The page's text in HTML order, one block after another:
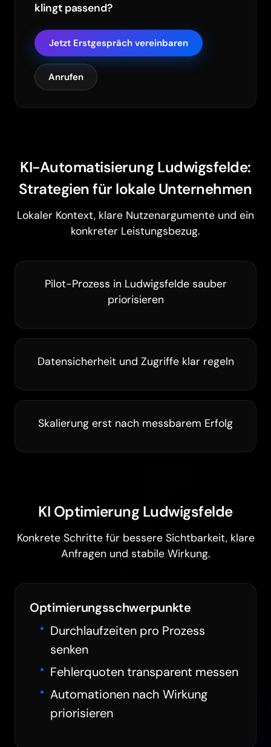
klingt passend?
Jetzt Erstgespräch vereinbaren
Anrufen
KI-Automatisierung Ludwigsfelde:
Strategien für lokale Unternehmen
Lokaler Kontext, klare Nutzenargumente und ein
konkreter Leistungsbezug.
Pilot-Prozess in Ludwigsfelde sauber
priorisieren
Datensicherheit und Zugriffe klar regeln
Skalierung erst nach messbarem Erfolg
KI Optimierung Ludwigsfelde
Konkrete Schritte für bessere Sichtbarkeit, klare
Anfragen und stabile Wirkung.
Optimierungsschwerpunkte
Durchlaufzeiten pro Prozess
senken
Fehlerquoten transparent messen
Automationen nach Wirkung
priorisieren